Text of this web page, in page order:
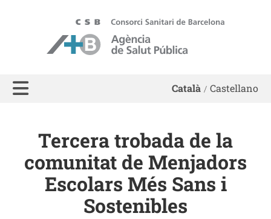
ASPB - Agència de Salut Pública de Barcelona
Català Castellano
Tercera trobada de la
comunitat de Menjadors
Escolars Més Sans i
Sostenibles